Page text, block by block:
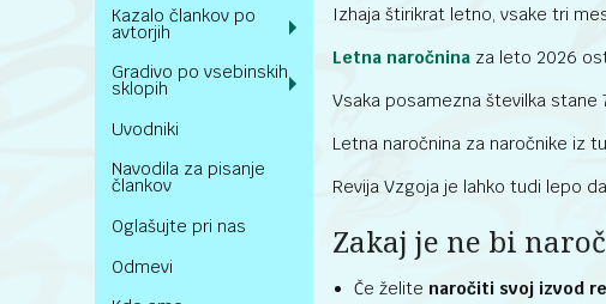
Kazalo člankov po
avtorjih
Gradivo po vsebinskih
sklopih
Uvodniki
Navodila za pisanje
člankov
Oglašujte pri nas
Odmevi
Izhaja štirikrat letno, vsake tri
Letna naročnina za leto 2026
Vsaka posamezna številka stane
Letna naročnina za naročnike iz
Revija Vzgoja je lahko tudi lepo
Zakaj je ne bi
Če želite naročiti svoj izvod